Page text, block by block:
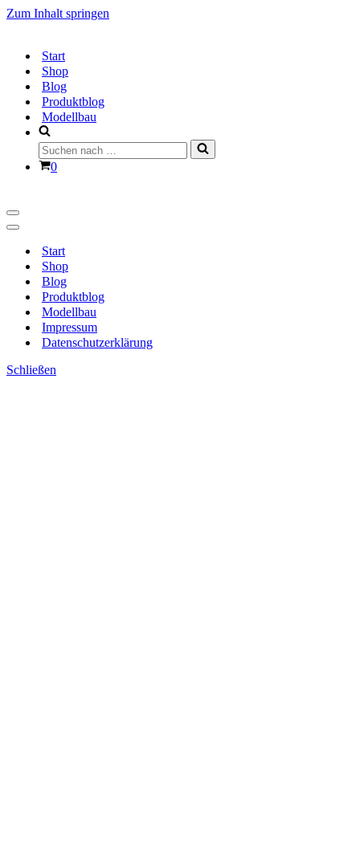
Zum Inhalt springen
Start
Shop
Blog
Produktblog
Modellbau
Suchen
nach …
Warenkorb
0
Navigationsmenü
Navigationsmenü
Start
Shop
Blog
Produktblog
Modellbau
Impressum
Datenschutzerklärung
Schließen